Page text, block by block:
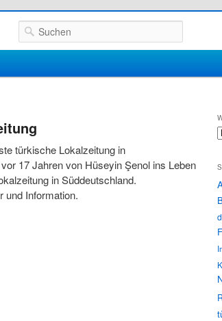
Suchen
türkische Lokalzeitung in
17 Jahren von Hüseyin Şenol ins Leben
in Süddeutschland.
und Information.